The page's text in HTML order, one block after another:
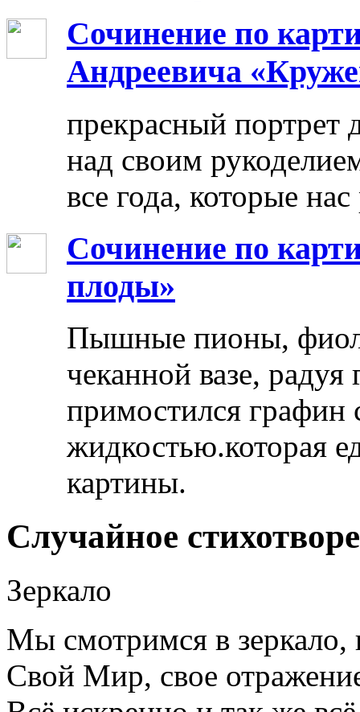
Сочинение по
Андреевича
прекрасный портрет
над своим
все года, которые
Сочинение по
плоды»
Пышные пионы,
чеканной вазе,
примостился графин
жидкостью.которая
картины.
Случайное
Зеркало
Мы смотримся в зеркало,
Свой Мир, свое